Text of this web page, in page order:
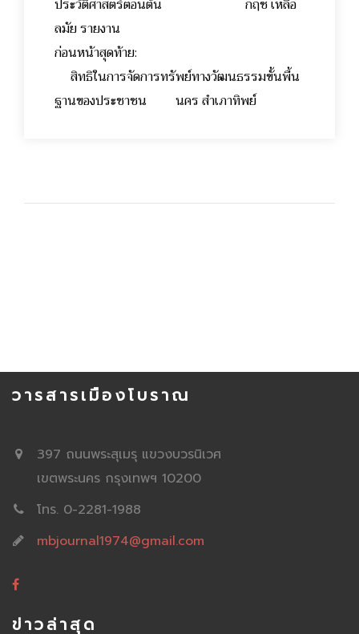
ประวัติศาสตร์ตอนต้น กฤช เหลือ
ลมัย รายงาน
ก่อนหน้าสุดท้าย:
สิทธิในการจัดการทรัพย์ทางวัฒนธรรมขั้นพื้น
ฐานของประชาชน นคร สำเภาทิพย์
วารสารเมืองโบราณ
397 ถนนพระสุเมรุ แขวงบวรนิเวศ
เขตพระนคร กรุงเทพฯ 10200
โทร. 0-2281-1988
mbjournal1974@gmail.com
ข่าวล่าสุด